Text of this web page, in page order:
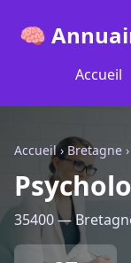
🧠
Accueil
Accueil› Bretagne ›
35400 —